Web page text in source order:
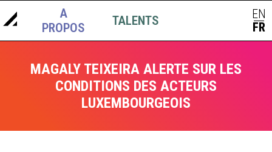
A
PROPOS
TALENTS EN
|
FR
MAGALY TEIXEIRA ALERTE SUR LES
CONDITIONS DES ACTEURS
LUXEMBOURGEOIS